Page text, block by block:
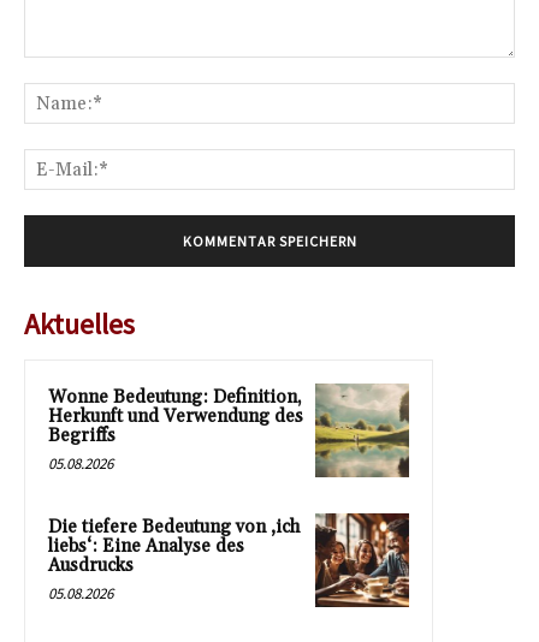
Aktuelles
Wonne Bedeutung: Definition,
Herkunft und Verwendung des
Begriffs
05.08.2026
Die tiefere Bedeutung von ‚ich
liebs‘: Eine Analyse des
Ausdrucks
05.08.2026